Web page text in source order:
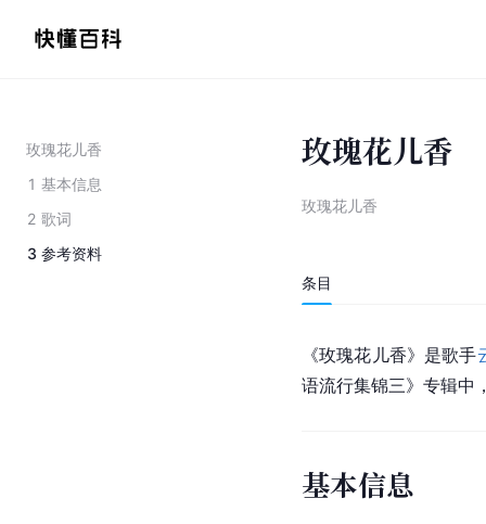
玫瑰花儿香
1 基本信息
2 歌词
3 参考资料
玫瑰花儿香
玫瑰花儿香
条目
《玫瑰花儿香》是歌手
语流行集锦三》专辑中
基本信息